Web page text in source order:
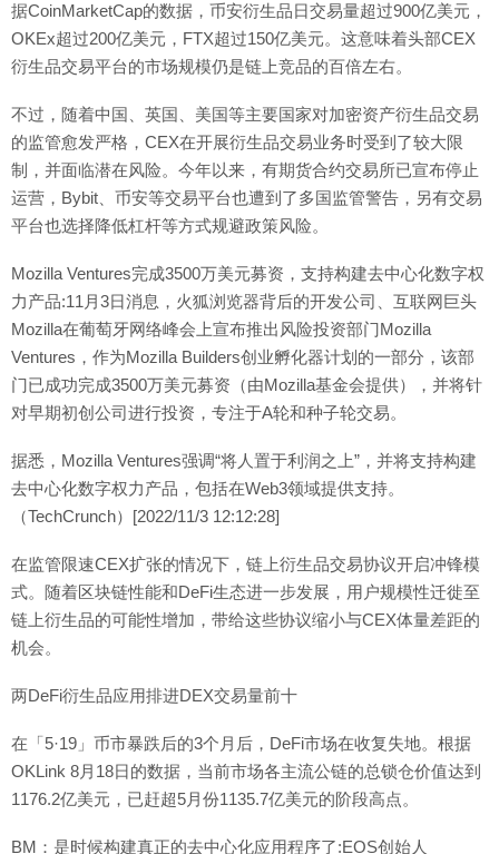
据CoinMarketCap的数据，币安衍生品日交易量超过900亿美元，
OKEx超过200亿美元，FTX超过150亿美元。这意味着头部CEX
衍生品交易平台的市场规模仍是链上竞品的百倍左右。
不过，随着中国、英国、美国等主要国家对加密资产衍生品交易
的监管愈发严格，CEX在开展衍生品交易业务时受到了较大限
制，并面临潜在风险。今年以来，有期货合约交易所已宣布停止
运营，Bybit、币安等交易平台也遭到了多国监管警告，另有交易
平台也选择降低杠杆等方式规避政策风险。
Mozilla Ventures完成3500万美元募资，支持构建去中心化数字权
力产品:11月3日消息，火狐浏览器背后的开发公司、互联网巨头
Mozilla在葡萄牙网络峰会上宣布推出风险投资部门Mozilla
Ventures，作为Mozilla Builders创业孵化器计划的一部分，该部
门已成功完成3500万美元募资（由Mozilla基金会提供），并将针
对早期初创公司进行投资，专注于A轮和种子轮交易。
据悉，Mozilla Ventures强调“将人置于利润之上”，并将支持构建
去中心化数字权力产品，包括在Web3领域提供支持。
（TechCrunch）[2022/11/3 12:12:28]
在监管限速CEX扩张的情况下，链上衍生品交易协议开启冲锋模
式。随着区块链性能和DeFi生态进一步发展，用户规模性迁徙至
链上衍生品的可能性增加，带给这些协议缩小与CEX体量差距的
机会。
两DeFi衍生品应用排进DEX交易量前十
在「5·19」币市暴跌后的3个月后，DeFi市场在收复失地。根据
OKLink 8月18日的数据，当前市场各主流公链的总锁仓价值达到
1176.2亿美元，已赶超5月份1135.7亿美元的阶段高点。
BM：是时候构建真正的去中心化应用程序了:EOS创始人